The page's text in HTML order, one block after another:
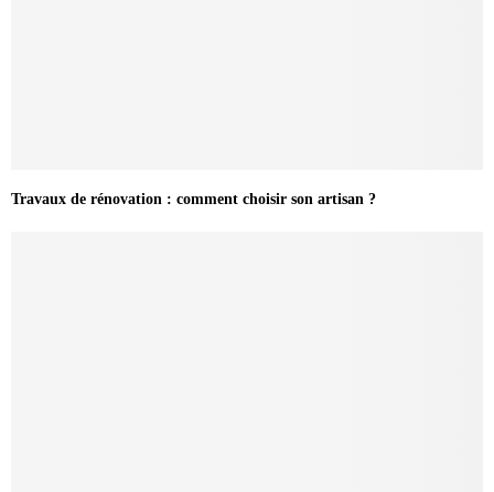
Travaux de rénovation : comment choisir son artisan ?